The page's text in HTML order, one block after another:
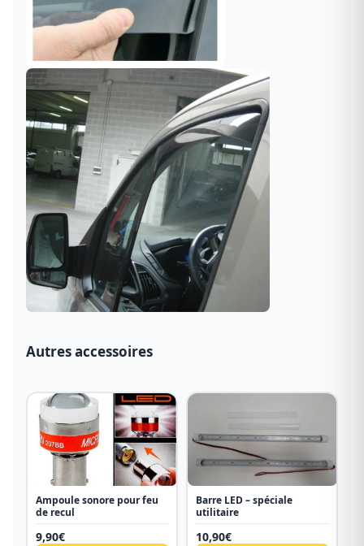
Autres accessoires
Ampoule sonore pour feu
de recul
9,90€
Barre LED – spéciale
utilitaire
10,90€